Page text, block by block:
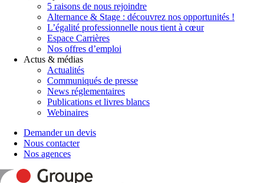
5 raisons de nous rejoindre
Alternance & Stage : découvrez nos opportunités !
L’égalité professionnelle nous tient à cœur
Espace Carrières
Nos offres d’emploi
Actus & médias
Actualités
Communiqués de presse
News réglementaires
Publications et livres blancs
Webinaires
Demander un devis
Nous contacter
Nos agences